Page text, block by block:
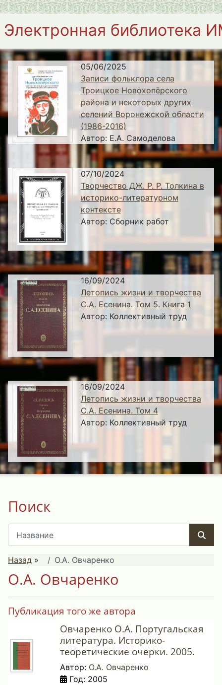
Электронная библиотека
05/06/2025
Записи фольклора села
Троицкое Новохопёрского
района и некоторых других
селений Воронежской области
(1986-2016)
Автор: Е.А. Самоделова
07/10/2024
Творчество ДЖ. Р. Р. Толкина в
историко-литературном
контексте
Автор: Сборник работ
16/09/2024
Летопись жизни и творчества
С.А. Есенина. Том 5. Книга 1
Автор: Коллективный труд
16/09/2024
Летопись жизни и творчества
С.А. Есенина. Том 4
Автор: Коллективный труд
Поиск
Назад » О.А. Овчаренко
О.А. Овчаренко
Публикация того же автора
Овчаренко О.А. Португальская
литература. Историко-
теоретические очерки. 2005.
Автор: О.А. Овчаренко
Год: 2005